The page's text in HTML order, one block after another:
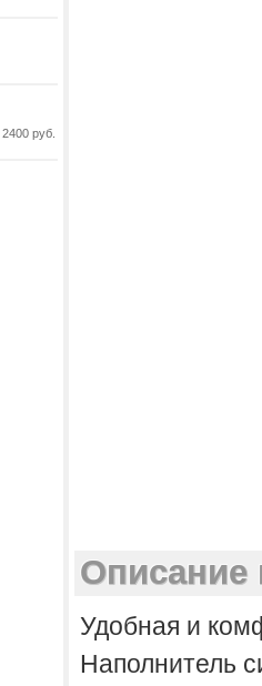
2400 руб.
Описание
Удобная и
Наполнитель